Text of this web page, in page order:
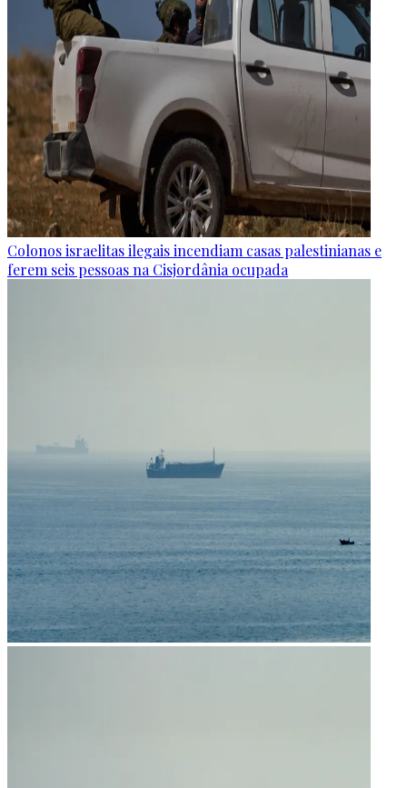
Colonos israelitas ilegais incendiam casas palestinianas e
ferem seis pessoas na Cisjordânia ocupada